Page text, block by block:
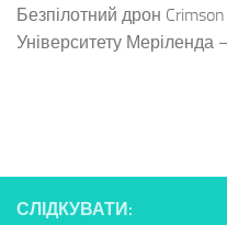
Безпілотний дрон
Університету Меріленда
СЛІДКУВАТИ: